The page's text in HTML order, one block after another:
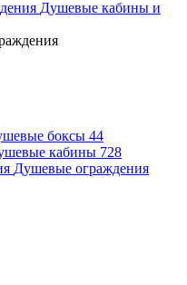
Душевые кабины и
боксы 44
кабины 728
Душевые ограждения